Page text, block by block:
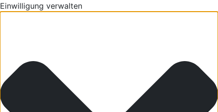
Einwilligung verwalten